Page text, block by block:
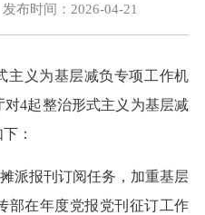
时间：2026-04-21
主义为基层减负专项工作机
4起整治形式主义为基层减
：
派报刊订阅任务，加重基层
部在年度党报党刊征订工作